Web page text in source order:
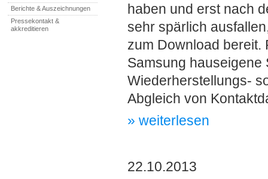
Berichte & Auszeichnungen
Pressekontakt &
akkreditieren
haben und erst nach
sehr spärlich
zum Download bereit.
Samsung hauseigene
Wiederherstellungs-
Abgleich von
» weiterlesen
22.10.2013